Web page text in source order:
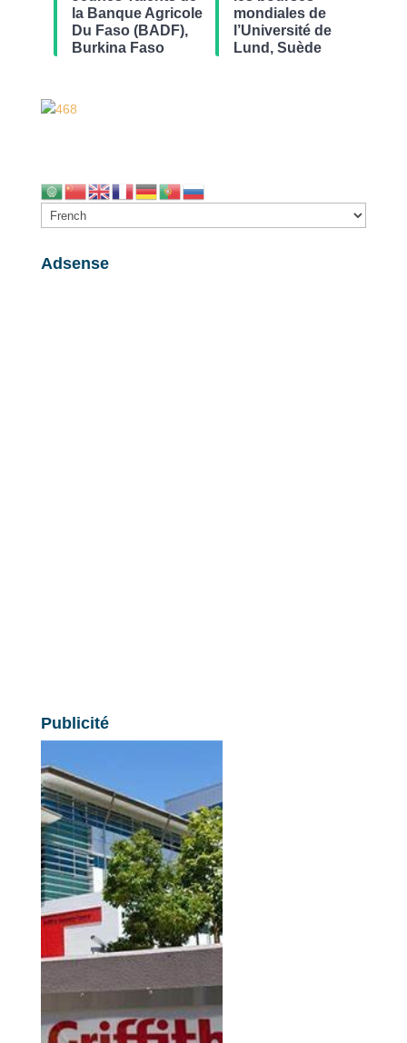
la Banque Agricole
Du Faso (BADF),
Burkina Faso
mondiales de
l’Université de
Lund, Suède
Adsense
Publicité